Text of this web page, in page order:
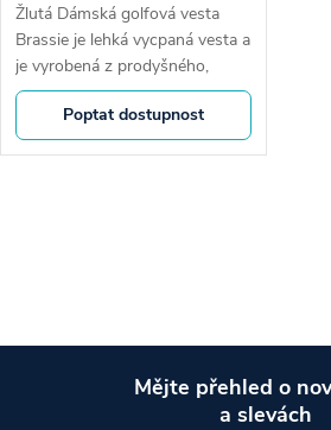
Žlutá Dámská golfová vesta
Brassie je lehká vycpaná vesta a
je vyrobená z prodyšného,
větru a vodu odpuzujícího
materiálu. Je vyteplená
syntetickým prachovým peřím.
Poptat dostupnost
Mějte přehled o
a slevách